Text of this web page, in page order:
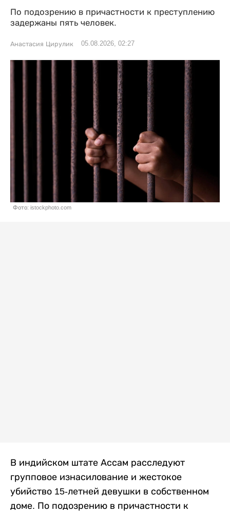
По подозрению в причастности к преступлению
задержаны пять человек.
Анастасия Цирулик 05.08.2026, 02:27
Фото: istockphoto.com
В индийском штате Ассам расследуют
групповое изнасилование и жестокое
убийство 15-летней девушки в собственном
доме. По подозрению в причастности к